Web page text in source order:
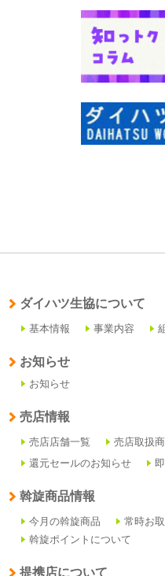
ダイハツ生協について
基本情報 事業内容
お知らせ
お知らせ
売店情報
売店店舗一覧 売店取扱
還元セールのお知らせ
斡旋商品情報
今月の斡旋商品
常時お
斡旋ポイントについて
提携店について